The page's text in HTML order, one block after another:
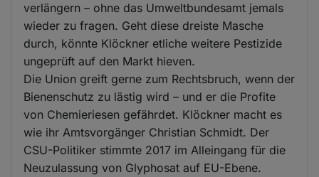
verlängern – ohne das Umweltbundesamt jemals
wieder zu fragen. Geht diese dreiste Masche
durch, könnte Klöckner etliche weitere Pestizide
ungeprüft auf den Markt hieven.
Die Union greift gerne zum Rechtsbruch, wenn der
Bienenschutz zu lästig wird – und er die Profite
von Chemieriesen gefährdet. Klöckner macht es
wie ihr Amtsvorgänger Christian Schmidt. Der
CSU-Politiker stimmte 2017 im Alleingang für die
Neuzulassung von Glyphosat auf EU-Ebene.